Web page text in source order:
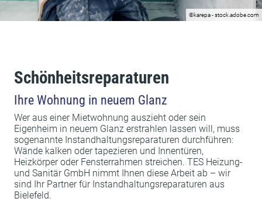
©karepa - stock.adobe.com
Schönheitsreparaturen
Ihre Wohnung in neuem Glanz
Wer aus einer Mietwohnung auszieht oder sein
Eigenheim in neuem Glanz erstrahlen lassen will, muss
sogenannte Instandhaltungsreparaturen durchführen:
Wände kalken oder tapezieren und Innentüren,
Heizkörper oder Fensterrahmen streichen. TES Heizung-
und Sanitär GmbH nimmt Ihnen diese Arbeit ab – wir
sind Ihr Partner für Instandhaltungsreparaturen aus
Bielefeld.